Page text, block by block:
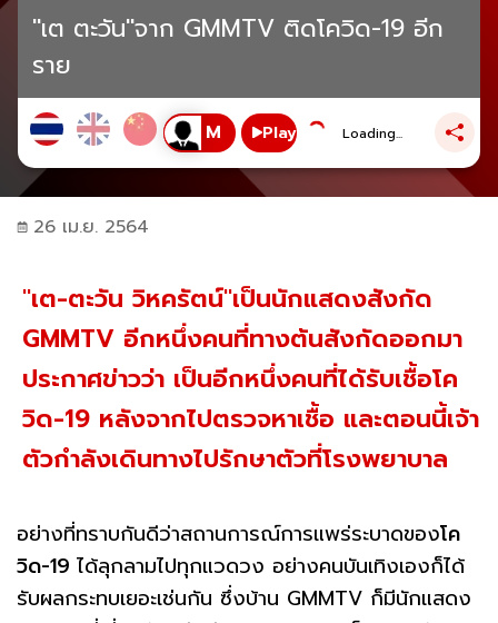
"เต ตะวัน"จาก GMMTV ติดโควิด-19 อีก
ราย
Play Loading...
26 เม.ย. 2564
"เต-ตะวัน วิหครัตน์"เป็นนักแสดงสังกัด
GMMTV อีกหนึ่งคนที่ทางต้นสังกัดออกมา
ประกาศข่าวว่า เป็นอีกหนึ่งคนที่ได้รับเชื้อโค
วิด-19 หลังจากไปตรวจหาเชื้อ และตอนนี้เจ้า
ตัวกำลังเดินทางไปรักษาตัวที่โรงพยาบาล
อย่างที่ทราบกันดีว่าสถานการณ์การแพร่ระบาดของโค
วิด-19 ได้ลุกลามไปทุกแวดวง อย่างคนบันเทิงเองก็ได้
รับผลกระทบเยอะเช่นกัน ซึ่งบ้าน GMMTV ก็มีนักแสดง